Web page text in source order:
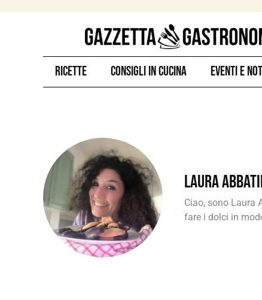
Ricette Consigli in Cucina Eventi e
Laura
Ciao, sono Laura
fare i dolci in